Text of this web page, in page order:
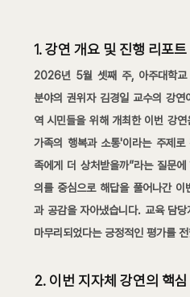
1. 강연 개요 및 진행 리포트
2026년 5월 셋째 주, 아주대학교
분야의 권위자 김경일 교수의 강
역 시민들을 위해 개최한 이번 강
가족의 행복과 소통'이라는 주제
족에게 더 상처받을까”라는 질문
의를 중심으로 해답을 풀어나간 이
과 공감을 자아냈습니다. 교육 담
마무리되었다는 긍정적인 평가를
2. 이번 지자체 강연의 핵